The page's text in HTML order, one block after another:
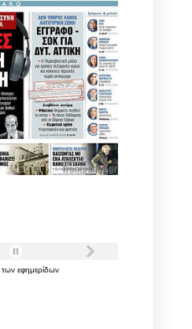
των εφημερίδων